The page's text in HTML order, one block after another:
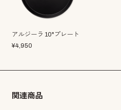
アルジーラ 10"プレート
¥4,950
関連商品